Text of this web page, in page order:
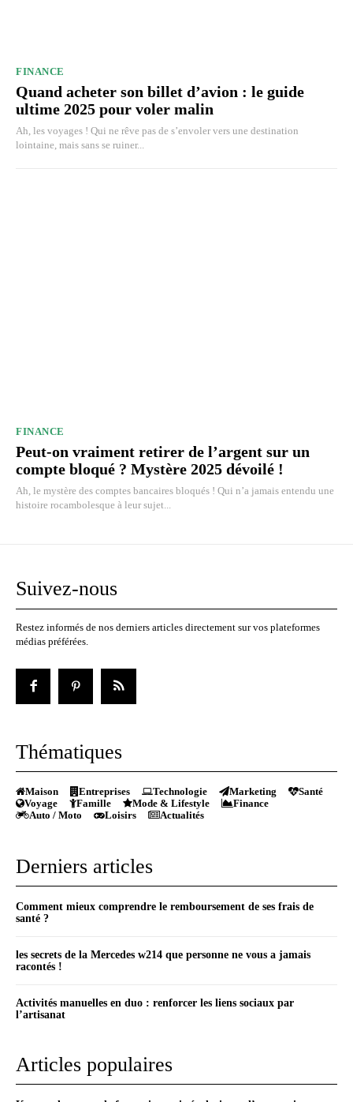
FINANCE
Quand acheter son billet d’avion : le guide
ultime 2025 pour voler malin
Ah, les voyages ! Qui ne rêve pas de s’envoler vers une destination
lointaine, mais sans se ruiner...
FINANCE
Peut-on vraiment retirer de l’argent sur un
compte bloqué ? Mystère 2025 dévoilé !
Ah, le mystère des comptes bancaires bloqués ! Qui n’a jamais entendu une
histoire rocambolesque à leur sujet...
Suivez-nous
Restez informés de nos derniers articles directement sur vos plateformes
médias préférées.
Thématiques
Maison Entreprises Technologie Marketing
Santé
Voyage
Famille Mode & Lifestyle
Finance
Auto / Moto
Loisirs Actualités
Derniers articles
Comment mieux comprendre le remboursement de ses frais de
santé ?
les secrets de la Mercedes w214 que personne ne vous a jamais
racontés !
Activités manuelles en duo : renforcer les liens sociaux par
l’artisanat
Articles populaires